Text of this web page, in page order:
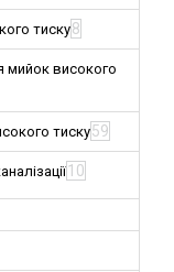
тиску8
мийок високого
тиску59
10